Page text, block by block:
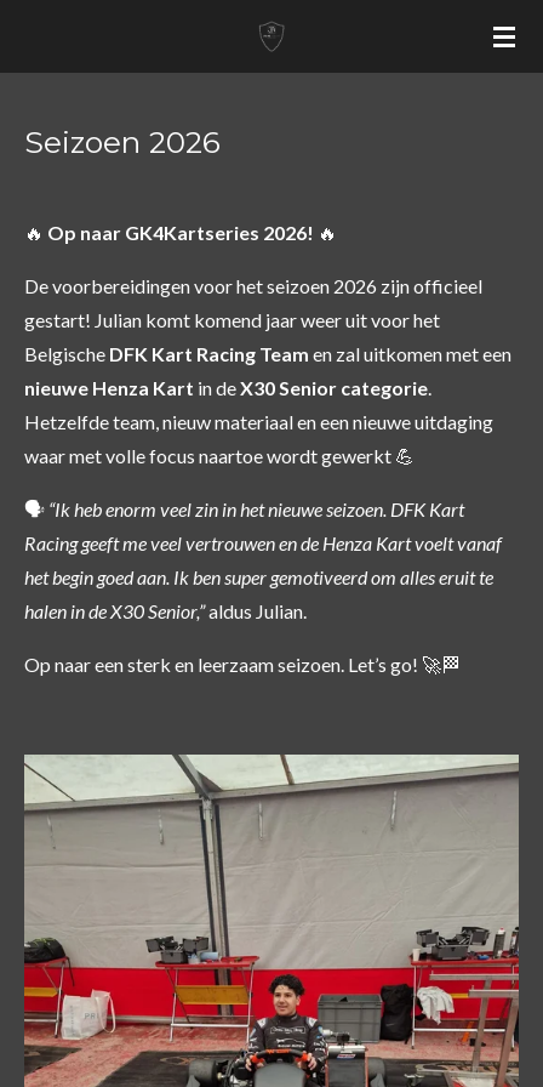
deSeizoen 2026
🔥 Op naar GK4Kartseries 2026! 🔥
De voorbereidingen voor het seizoen 2026 zijn officieel
gestart! Julian komt komend jaar weer uit voor het
Belgische DFK Kart Racing Team en zal uitkomen met een
nieuwe Henza Kart in deX30 Senior categorie.
Hetzelfde team, nieuw materiaal en een nieuwe uitdaging
waar met volle focus naartoe wordt gewerkt 💪
🗣️ “Ik heb enorm veel zin in het nieuwe seizoen. DFK Kart
Racing geeft me veel vertrouwen en de Henza Kart voelt vanaf
het begin goed aan. Ik ben super gemotiveerd om alles eruit te
halen in de X30 Senior,”aldus Julian.
Op naar een sterk en leerzaam seizoen. Let’s go! 🚀🏁